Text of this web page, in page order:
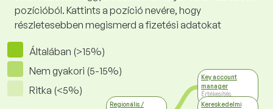
pozícióból. Kattints a pozíció nevére, hogy
részletesebben megismerd a fizetési adatokat
Általában (>15%)
Nem gyakori (5-15%)
Ritka (<5%)
Regionális /
Key account
manager
Értékesítés,
kereskedelem
Kereskedelmi